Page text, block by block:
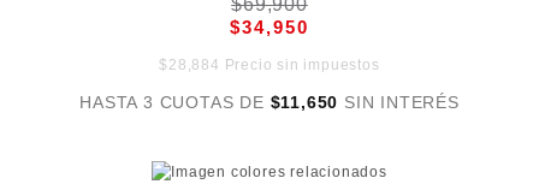
$69,900
$34,950
$28,884 Precio sin impuestos
HASTA 3 CUOTAS DE $11,650 SIN INTERÉS